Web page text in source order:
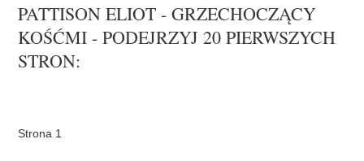
PATTISON ELIOT - GRZECHOCZĄCY
KOŚĆMI - PODEJRZYJ 20 PIERWSZYCH
STRON:
Strona 1